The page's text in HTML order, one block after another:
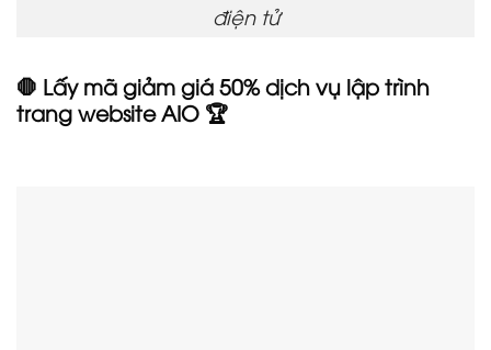
điện tử
🛑 Lấy mã giảm giá 50% dịch vụ lập trình
trang website AIO 🏆